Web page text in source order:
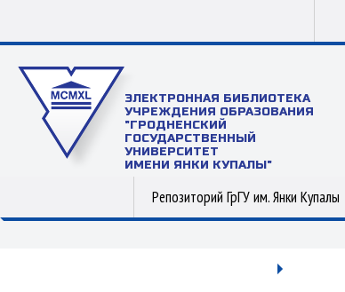
ЭЛЕКТРОННАЯ БИБЛИОТЕКА
УЧРЕЖДЕНИЯ ОБРАЗОВАНИЯ
"ГРОДНЕНСКИЙ
ГОСУДАРСТВЕННЫЙ
УНИВЕРСИТЕТ
ИМЕНИ ЯНКИ КУПАЛЫ"
Репозиторий ГрГУ им. Янки Купалы